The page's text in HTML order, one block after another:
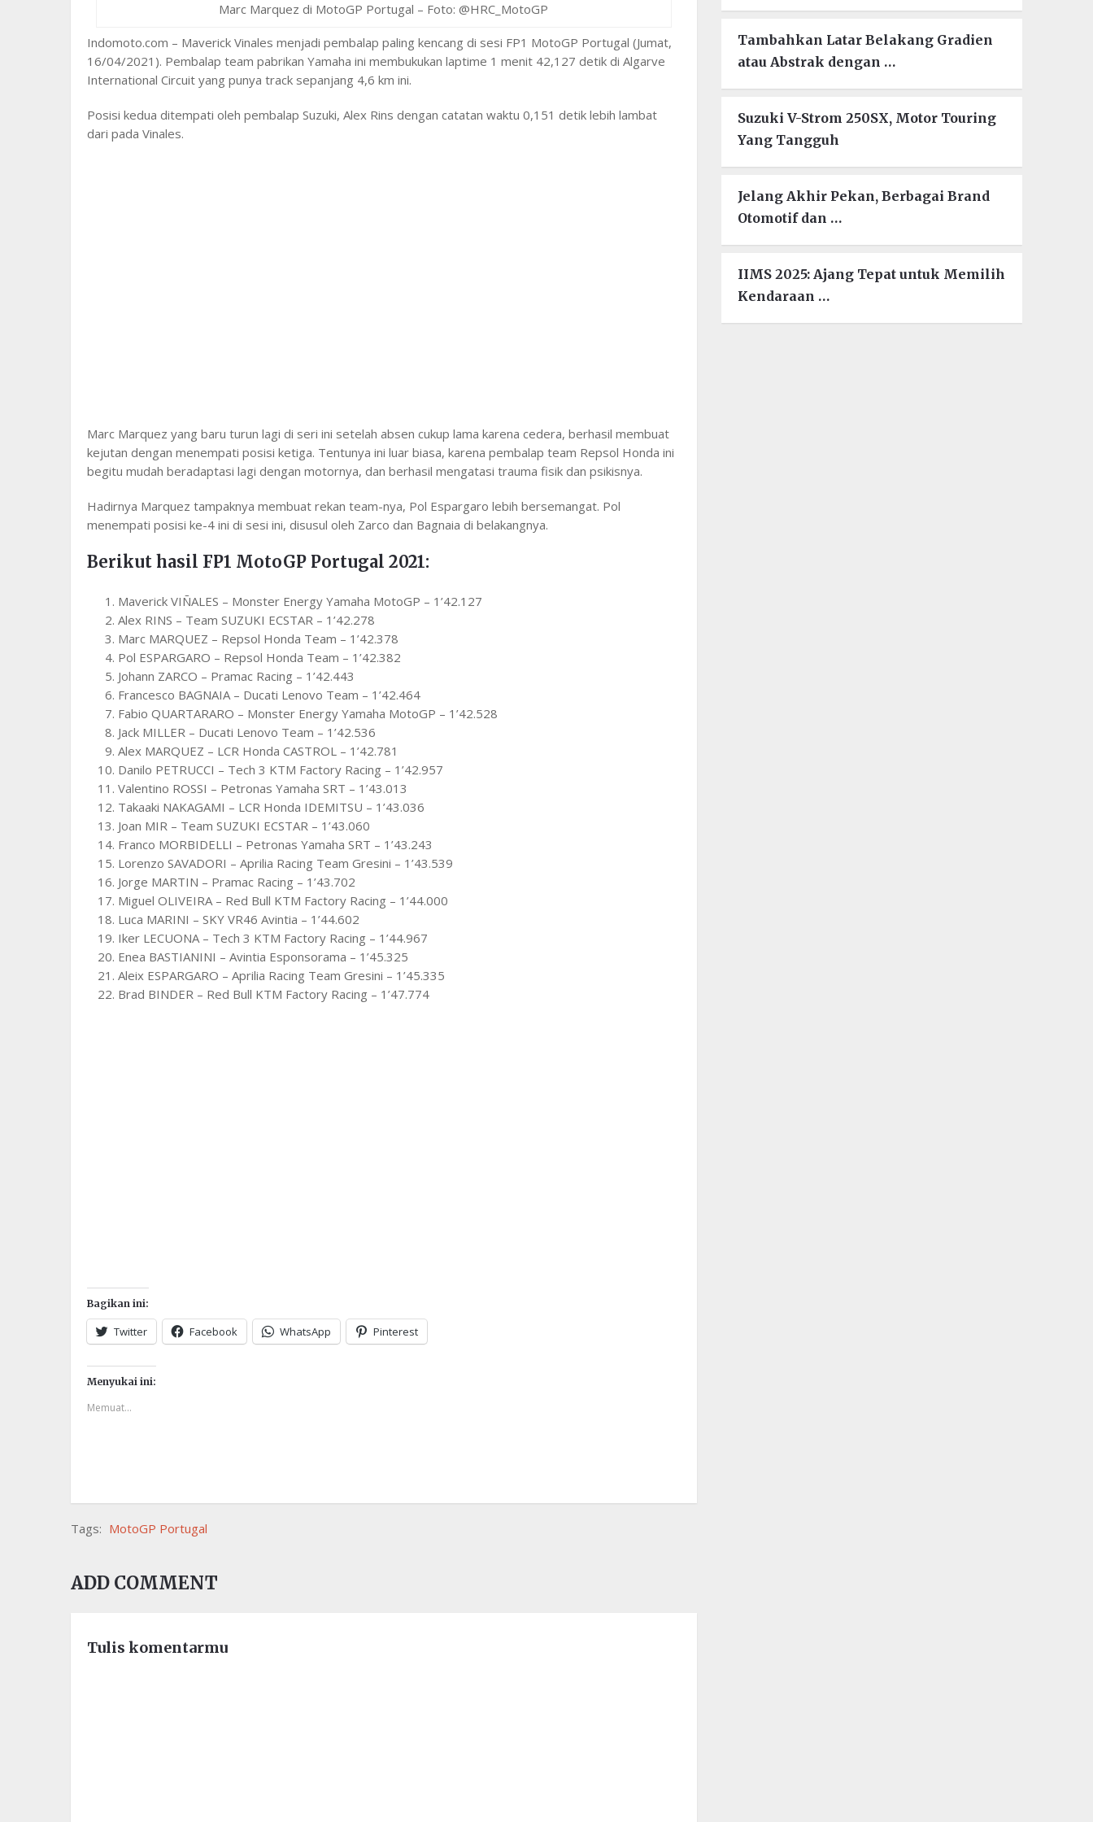
Marc Marquez di MotoGP Portugal – Foto: @HRC_MotoGP
Indomoto.com – Maverick Vinales menjadi pembalap paling kencang di sesi FP1 MotoGP Portugal (Jumat,
16/04/2021). Pembalap team pabrikan Yamaha ini membukukan laptime 1 menit 42,127 detik di Algarve
International Circuit yang punya track sepanjang 4,6 km ini.
Posisi kedua ditempati oleh pembalap Suzuki, Alex Rins dengan catatan waktu 0,151 detik lebih lambat
dari pada Vinales.
Marc Marquez yang baru turun lagi di seri ini setelah absen cukup lama karena cedera, berhasil membuat
kejutan dengan menempati posisi ketiga. Tentunya ini luar biasa, karena pembalap team Repsol Honda ini
begitu mudah beradaptasi lagi dengan motornya, dan berhasil mengatasi trauma fisik dan psikisnya.
Hadirnya Marquez tampaknya membuat rekan team-nya, Pol Espargaro lebih bersemangat. Pol
menempati posisi ke-4 ini di sesi ini, disusul oleh Zarco dan Bagnaia di belakangnya.
Berikut hasil FP1 MotoGP Portugal 2021:
Maverick VIÑALES – Monster Energy Yamaha MotoGP – 1’42.127
Alex RINS – Team SUZUKI ECSTAR – 1’42.278
Marc MARQUEZ – Repsol Honda Team – 1’42.378
Pol ESPARGARO – Repsol Honda Team – 1’42.382
Johann ZARCO – Pramac Racing – 1’42.443
Francesco BAGNAIA – Ducati Lenovo Team – 1’42.464
Fabio QUARTARARO – Monster Energy Yamaha MotoGP – 1’42.528
Jack MILLER – Ducati Lenovo Team – 1’42.536
Alex MARQUEZ – LCR Honda CASTROL – 1’42.781
Danilo PETRUCCI – Tech 3 KTM Factory Racing – 1’42.957
Valentino ROSSI – Petronas Yamaha SRT – 1’43.013
Takaaki NAKAGAMI – LCR Honda IDEMITSU – 1’43.036
Joan MIR – Team SUZUKI ECSTAR – 1’43.060
Franco MORBIDELLI – Petronas Yamaha SRT – 1’43.243
Lorenzo SAVADORI – Aprilia Racing Team Gresini – 1’43.539
Jorge MARTIN – Pramac Racing – 1’43.702
Miguel OLIVEIRA – Red Bull KTM Factory Racing – 1’44.000
Luca MARINI – SKY VR46 Avintia – 1’44.602
Iker LECUONA – Tech 3 KTM Factory Racing – 1’44.967
Enea BASTIANINI – Avintia Esponsorama – 1’45.325
Aleix ESPARGARO – Aprilia Racing Team Gresini – 1’45.335
Brad BINDER – Red Bull KTM Factory Racing – 1’47.774
Bagikan ini:
Twitter Facebook WhatsApp Pinterest
Menyukai ini:
Memuat...
Tags: MotoGP Portugal
ADD COMMENT
Tulis komentarmu
Tambahkan Latar Belakang Gradien
atau Abstrak dengan …
Suzuki V-Strom 250SX, Motor Touring
Yang Tangguh
Jelang Akhir Pekan, Berbagai Brand
Otomotif dan …
IIMS 2025: Ajang Tepat untuk Memilih
Kendaraan …